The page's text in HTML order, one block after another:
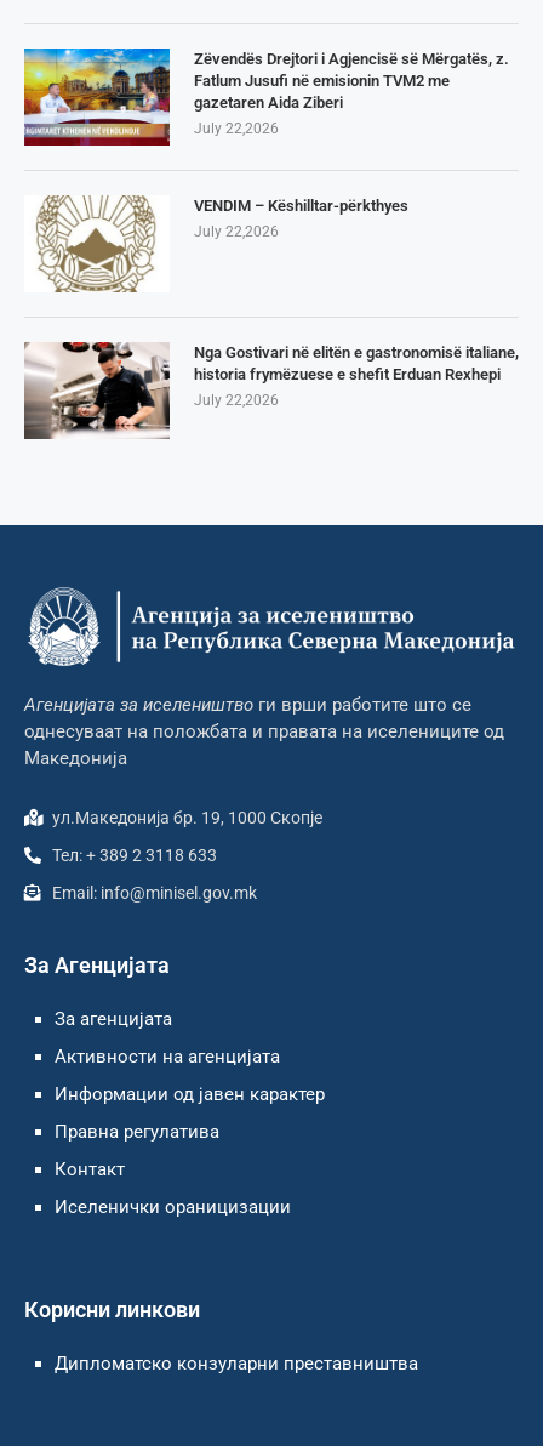
Zëvendës Drejtori i Agjencisë së Mërgatës, z.
Fatlum Jusufi në emisionin TVM2 me
gazetaren Aida Ziberi
July 22,2026
VENDIM – Këshilltar-përkthyes
July 22,2026
Nga Gostivari në elitën e gastronomisë italiane,
historia frymëzuese e shefit Erduan Rexhepi
July 22,2026
Агенцијата за иселеништво ги врши работите што се
однесуваат на положбата и правата на иселениците од
Македонија
ул.Македонија бр. 19, 1000 Скопје
Тел: + 389 2 3118 633
Email: info@minisel.gov.mk
За Агенцијата
За агенцијата
Активности на агенцијата
Информации од јавен карактер
Правна регулатива
Контакт
Иселенички ораницизации
Корисни линкови
Дипломатско конзуларни преставништва